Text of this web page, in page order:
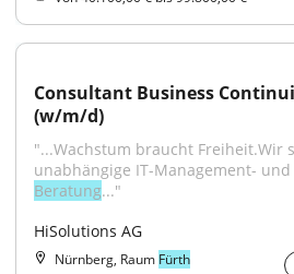
Consultant Business
(w/m/d)
"...Wachstum braucht Freiheit.Wir
unabhängige IT-Management-
Beratung..."
HiSolutions AG
Nürnberg, Raum Fürth